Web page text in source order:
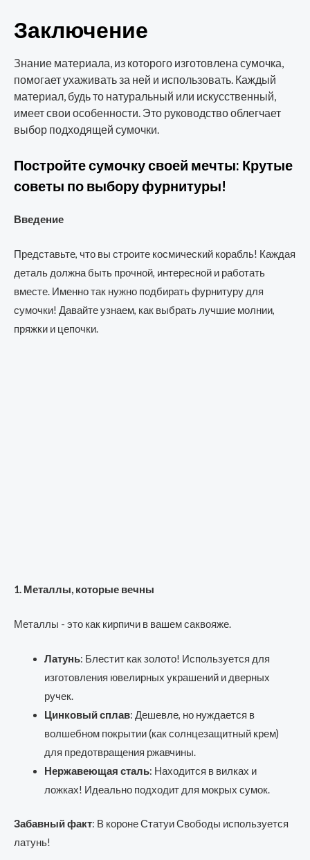
Заключение
Знание материала, из которого изготовлена сумочка,
помогает ухаживать за ней и использовать. Каждый
материал, будь то натуральный или искусственный,
имеет свои особенности. Это руководство облегчает
выбор подходящей сумочки.
Постройте сумочку своей мечты: Крутые
советы по выбору фурнитуры!
Введение
Представьте, что вы строите космический корабль! Каждая
деталь должна быть прочной, интересной и работать
вместе. Именно так нужно подбирать фурнитуру для
сумочки! Давайте узнаем, как выбрать лучшие молнии,
пряжки и цепочки.
1. Металлы, которые вечны
Металлы - это как кирпичи в вашем саквояже.
Латунь: Блестит как золото! Используется для
изготовления ювелирных украшений и дверных
ручек.
Цинковый сплав: Дешевле, но нуждается в
волшебном покрытии (как солнцезащитный крем)
для предотвращения ржавчины.
Нержавеющая сталь: Находится в вилках и
ложках! Идеально подходит для мокрых сумок.
Забавный факт: В короне Статуи Свободы используется
латунь!